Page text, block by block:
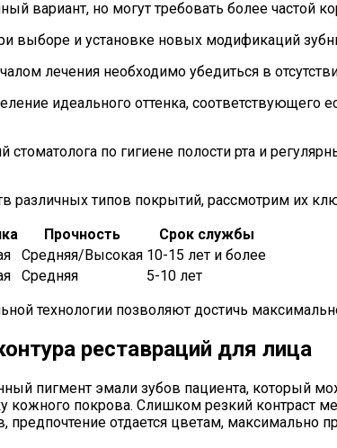
вариант, но могут требовать более частой
выборе и установке новых модификаций
лечения необходимо убедиться в
идеального оттенка, соответствующего
по гигиене полости рта и
различных типов покрытий, рассмотрим их
Прочность
Срок службы
Средняя/Высокая 10-15 лет и более
Средняя
5-10 лет
технологии позволяют достичь
реставраций для лица
пигмент эмали зубов пациента, который
кожного покрова. Слишком резкий
предпочтение отдается цветам,